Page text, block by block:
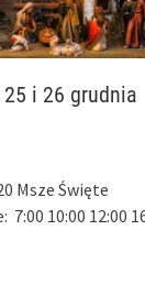
25 i 26 grudnia
Msze Święte
10:00 12:00